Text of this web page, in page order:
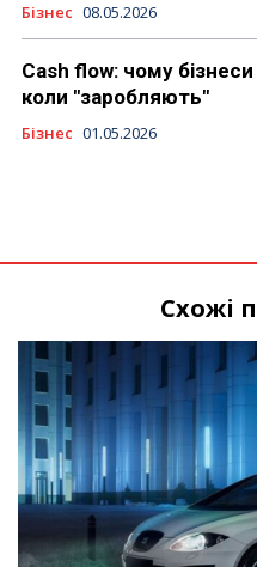
Бізнес 08.05.2026
Cash flow: чому
коли "заробляють"
Бізнес 01.05.2026
Схожі